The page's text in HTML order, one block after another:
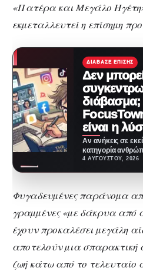
«Πατέρα και Μεγάλο
εκµεταλλευτεί η επίσηµη
ΔΙΆΒΑΣΕ ΕΠΊΣΗΣ
Δεν
διάβασμα;
είναι η
Αν ανήκεις σε
κατηγορία
ανοίγουν βιβλίο
4 ΑΥΓΟΎΣΤΟΥ, 2026
Φυγαδευµένες παράνοµα
γραµµένες «µε δάκρυα από
έχουν προκαλέσει µεγάλη
αποτελούν µια σπαρακτική
ζωή κάτω από το τελευταίο